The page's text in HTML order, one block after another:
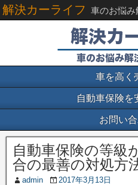
解決カーライフ 車のお悩
車を高く
自動車保険を
お問い
自動車保険の等級
合の最善の対処方
admin
2017年3月13日